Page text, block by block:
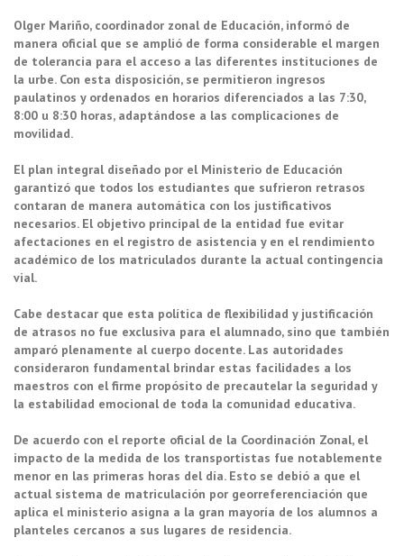
Olger Mariño, coordinador zonal de Educación, informó de
manera oficial que se amplió de forma considerable el margen
de tolerancia para el acceso a las diferentes instituciones de
la urbe. Con esta disposición, se permitieron ingresos
paulatinos y ordenados en horarios diferenciados a las 7:30,
8:00 u 8:30 horas, adaptándose a las complicaciones de
movilidad.
El plan integral diseñado por el Ministerio de Educación
garantizó que todos los estudiantes que sufrieron retrasos
contaran de manera automática con los justificativos
necesarios. El objetivo principal de la entidad fue evitar
afectaciones en el registro de asistencia y en el rendimiento
académico de los matriculados durante la actual contingencia
vial.
Cabe destacar que esta política de flexibilidad y justificación
de atrasos no fue exclusiva para el alumnado, sino que también
amparó plenamente al cuerpo docente. Las autoridades
consideraron fundamental brindar estas facilidades a los
maestros con el firme propósito de precautelar la seguridad y
la estabilidad emocional de toda la comunidad educativa.
De acuerdo con el reporte oficial de la Coordinación Zonal, el
impacto de la medida de los transportistas fue notablemente
menor en las primeras horas del día. Esto se debió a que el
actual sistema de matriculación por georreferenciación que
aplica el ministerio asigna a la gran mayoría de los alumnos a
planteles cercanos a sus lugares de residencia.